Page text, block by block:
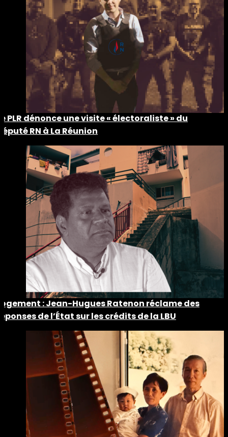
PLR dénonce une visite « électoraliste » du
RN à La Réunion
: Jean-Hugues Ratenon réclame des
de l’État sur les crédits de la LBU